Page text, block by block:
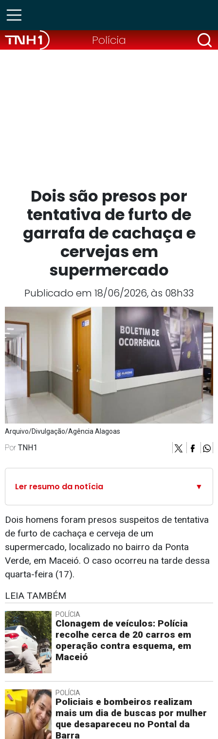
Polícia
Dois são presos por
tentativa de furto de
garrafa de cachaça e
cervejas em
supermercado
Publicado em 18/06/2026, às 08h33
Arquivo/Divulgação/Agência Alagoas
Por TNH1
Ler resumo da notícia ▼
Dois homens foram presos suspeitos de tentativa
de furto de cachaça e cerveja de um
supermercado, localizado no bairro da Ponta
Verde, em Maceió. O caso ocorreu na tarde dessa
quarta-feira (17).
LEIA TAMBÉM
POLÍCIA
Clonagem de veículos: Polícia
recolhe cerca de 20 carros em
operação contra esquema, em
Maceió
POLÍCIA
Policiais e bombeiros realizam
mais um dia de buscas por mulher
que desapareceu no Pontal da
Barra